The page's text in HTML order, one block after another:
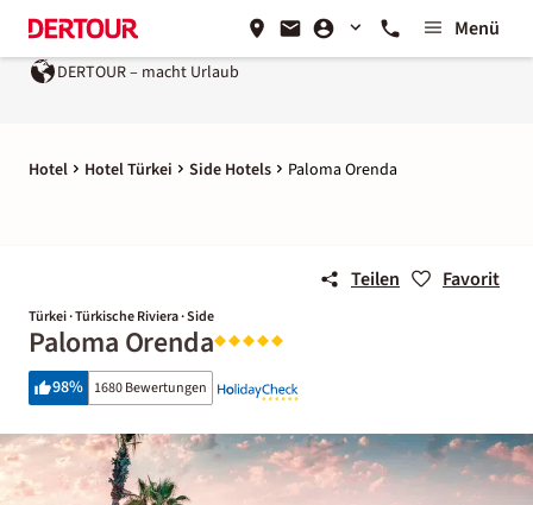
Menü
DERTOUR – macht Urlaub
Hotel Hotel Türkei Side Hotels Paloma Orenda
Teilen Favorit
Türkei · Türkische Riviera · Side
Paloma Orenda
98% 1680 Bewertungen